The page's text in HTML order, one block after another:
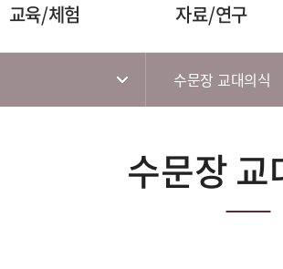
교육/체험 자료/연구
수문장 교대의식
수문장 교